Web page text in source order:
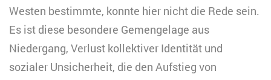
Westen bestimmte, konnte hier nicht die Rede sein.
Es ist diese besondere Gemengelage aus
Niedergang, Verlust kollektiver Identität und
sozialer Unsicherheit, die den Aufstieg von